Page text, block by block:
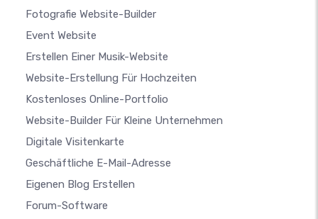
Fotografie Website-Builder
Event Website
Erstellen Einer Musik-Website
Website-Erstellung Für Hochzeiten
Kostenloses Online-Portfolio
Website-Builder Für Kleine Unternehmen
Digitale Visitenkarte
Geschäftliche E-Mail-Adresse
Eigenen Blog Erstellen
Forum-Software